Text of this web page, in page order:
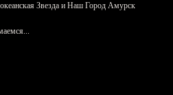
Звезда и Наш Город Амурск